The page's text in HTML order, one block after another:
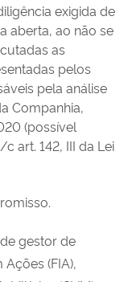
exigida de
aberta, ao não se
as
pelos
pela análise
Companhia,
(possível
art. 142, III da Lei
gestor de
(FIA),